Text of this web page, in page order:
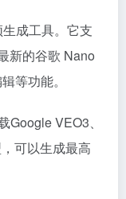
成工具。它支
新的谷歌 Nano
等功能。
VEO3、
可以生成最高